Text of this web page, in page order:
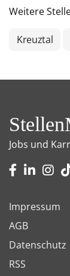
Weitere
Kreuztal
Jobs und
Impressum
AGB
Datenschutz
RSS